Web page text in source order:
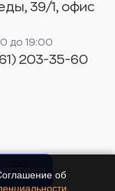
39/1, офис
до 19:00
203-35-60
об